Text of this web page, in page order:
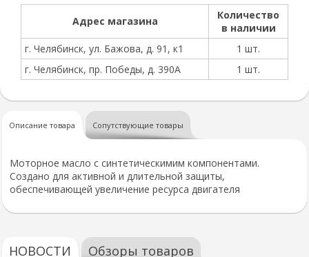
Адрес магазина
Количество
в наличии
г. Челябинск, ул. Бажова, д. 91, к1
1 шт.
г. Челябинск, пр. Победы, д. 390А
1 шт.
Описание товара Сопутствующие товары
Моторное масло с синтетическимим компонентами.
Создано для активной и длительной защиты,
обеспечивающей увеличение ресурса двигателя
НОВОСТИ Обзоры товаров